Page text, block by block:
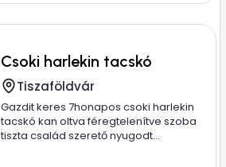
Csoki harlekin tacskó
Tiszaföldvár
Gazdit keres 7honapos csoki harlekin
tacskó kan oltva féregtelenítve szoba
tiszta család szerető nyugodt...